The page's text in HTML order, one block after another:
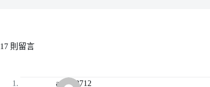
17 則留言
anna08712